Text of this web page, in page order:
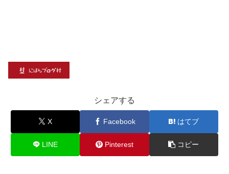
シェアする
X Facebook はてブ
LINE Pinterest コピー